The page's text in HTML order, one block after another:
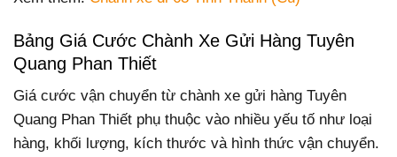
Bảng Giá Cước Chành Xe Gửi Hàng Tuyên
Quang Phan Thiết
Giá cước vận chuyển từ chành xe gửi hàng Tuyên
Quang Phan Thiết phụ thuộc vào nhiều yếu tố như loại
hàng, khối lượng, kích thước và hình thức vận chuyển.